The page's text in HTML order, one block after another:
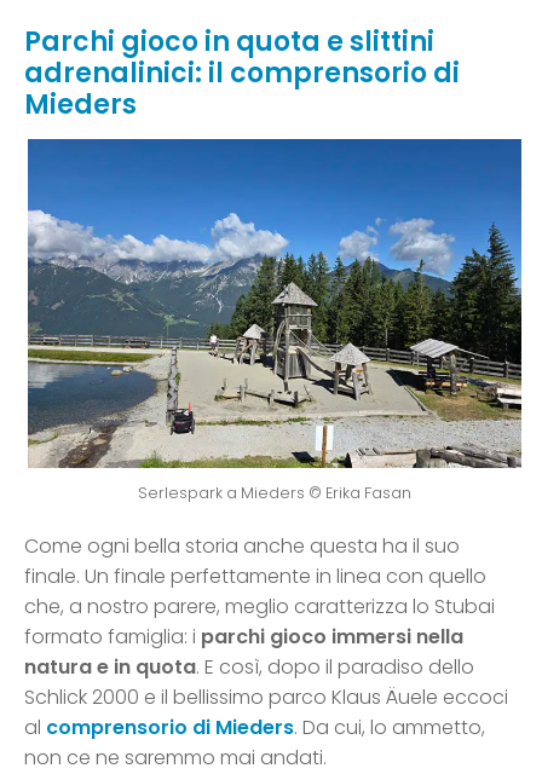
Parchi gioco in quota e slittini
adrenalinici: il comprensorio di
Mieders
Serlespark a Mieders © Erika Fasan
Come ogni bella storia anche questa ha il suo
finale. Un finale perfettamente in linea con quello
che, a nostro parere, meglio caratterizza lo Stubai
formato famiglia: i parchi gioco immersi nella
natura e in quota. E così, dopo il paradiso dello
Schlick 2000 e il bellissimo parco Klaus Äuele eccoci
al comprensorio di Mieders. Da cui, lo ammetto,
non ce ne saremmo mai andati.